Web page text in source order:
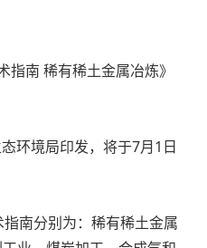
指南 稀有稀土金属冶炼》
环境局印发，将于7月1日
南分别为：稀有稀土金属